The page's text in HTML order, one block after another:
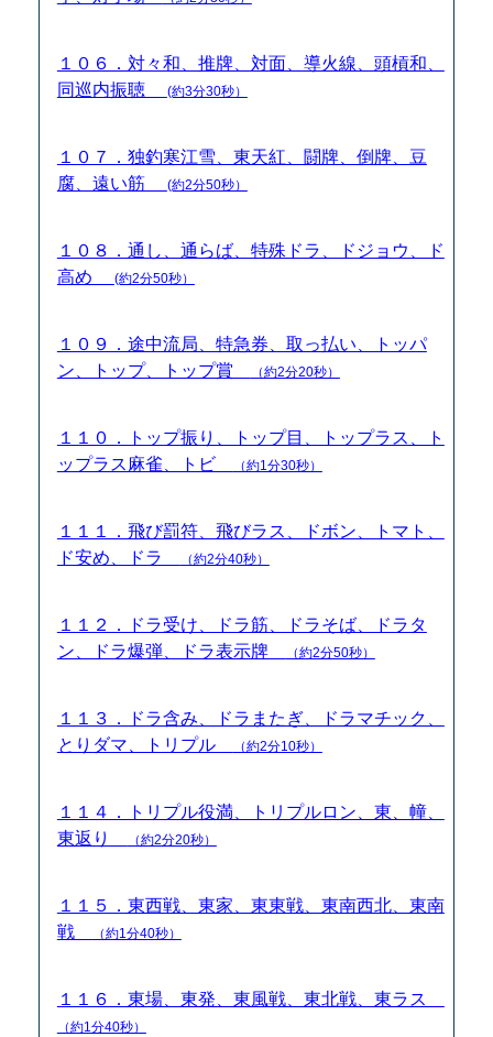
１０６．対々和、推牌、対面、導火線、頭槓和、
同巡内振聴
(約3分30秒）
１０７．独釣寒江雪、東天紅、闘牌、倒牌、豆
腐、遠い筋
(約2分50秒）
１０８．通し、通らば、特殊ドラ、ドジョウ、ド
高め
(約2分50秒）
１０９．途中流局、特急券、取っ払い、トッパ
ン、トップ、トップ賞
（約2分20秒）
１１０．トップ振り、トップ目、トップラス、ト
ップラス麻雀、トビ
（約1分30秒）
１１１．飛び罰符、飛びラス、ドボン、トマト、
ド安め、ドラ
（約2分40秒）
１１２．ドラ受け、ドラ筋、ドラそば、ドラタ
ン、ドラ爆弾、ドラ表示牌
（約2分50秒）
１１３．ドラ含み、ドラまたぎ、ドラマチック、
とりダマ、トリプル
（約2分10秒）
１１４．トリプル役満、トリプルロン、東、幢、
東返り
（約2分20秒）
１１５．東西戦、東家、東東戦、東南西北、東南
戦
（約1分40秒）
１１６．東場、東発、東風戦、東北戦、東ラス
（約1分40秒）